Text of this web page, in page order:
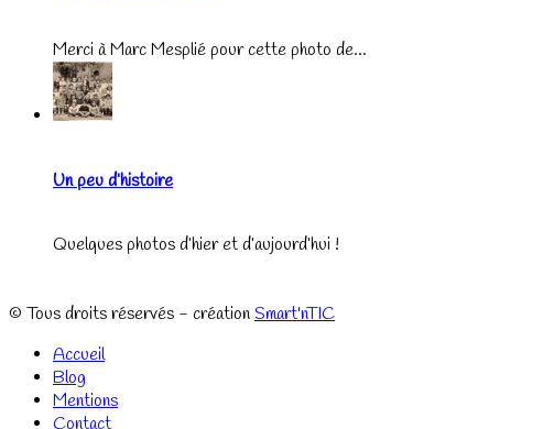
Merci à Marc Mesplié pour cette photo de...
Un peu d’histoire
Quelques photos d’hier et d’aujourd’hui !
© Tous droits réservés - création Smart'nTIC
Accueil
Blog
Mentions
Contact